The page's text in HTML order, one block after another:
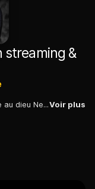
streaming &
Prisonnier d'une promesse imprudente faite au dieu Neptune dans un moment de détresse, le roi Idoménée de Crète est confronté à un cruel dilemme.Voir plus